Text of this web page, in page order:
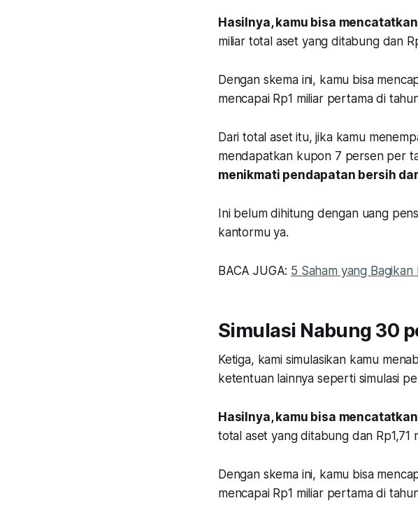
Hasilnya, kamu bisa
miliar total aset yang ditabung dan
Dengan skema ini, kamu bisa
mencapai Rp1 miliar pertama di
Dari total aset itu, jika kamu
mendapatkan kupon 7 persen per
menikmati pendapatan bersih
Ini belum dihitung dengan uang
kantormu ya.
BACA JUGA: 5 Saham yang
Simulasi Nabung 30
Ketiga, kami simulasikan kamu
ketentuan lainnya seperti simulasi
Hasilnya, kamu bisa
total aset yang ditabung dan Rp1,71
Dengan skema ini, kamu bisa
mencapai Rp1 miliar pertama di